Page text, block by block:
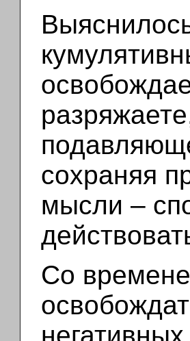
сохраняя
мысли –
Со